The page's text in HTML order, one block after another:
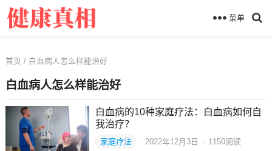
菜单
首页 / 白血病人怎么样能治好
白血病人怎么样能治好
白血病的10种家庭疗法：白血病如何自
我治疗？
家庭疗法 2022年12月3日 · 1150阅读